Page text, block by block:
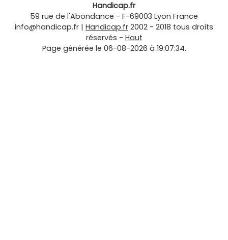
Handicap.fr
59 rue de l'Abondance - F-69003 Lyon France
info@handicap.fr | Handicap.fr 2002 - 2018 tous droits
réservés - Haut
Page générée le 06-08-2026 à 19:07:34.